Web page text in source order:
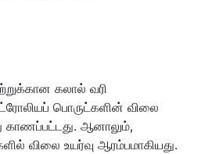
கலால் வரி
பொருட்களின் விலை
காணப்பட்டது. ஆனாலும்,
விலை உயர்வு ஆரம்பமாகியது.